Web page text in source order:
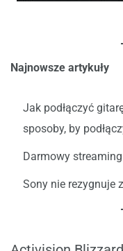
Najnowsze artykuły
Jak podłączyć
sposoby, by
Darmowy
Sony nie rezygnuje